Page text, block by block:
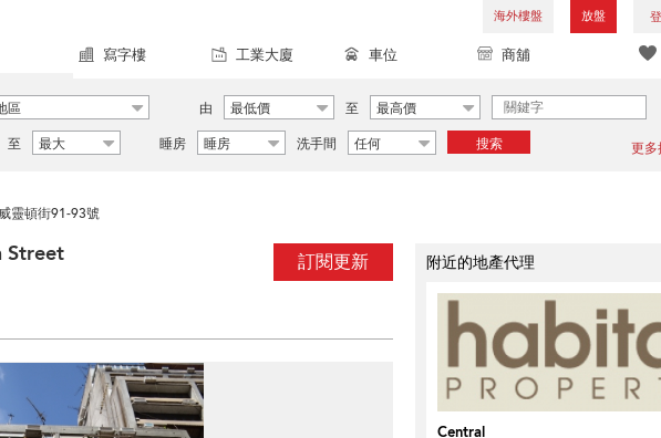
海外樓盤 放盤
寫字樓 工業大廈 車位 商舖
區 由 最低價 至
最高價
至 最大 睡房 睡房 洗手間 任何 搜索 更多
威靈頓街91-93號
訂閱更新
Street 附近的地產代理
Central